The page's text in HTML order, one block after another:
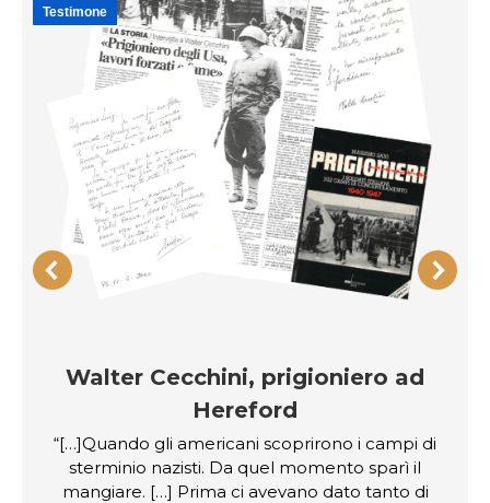
Testimone
Walter Cecchini, prigioniero ad
Hereford
“[…]Quando gli americani scoprirono i campi di
sterminio nazisti. Da quel momento sparì il
mangiare. […] Prima ci avevano dato tanto di